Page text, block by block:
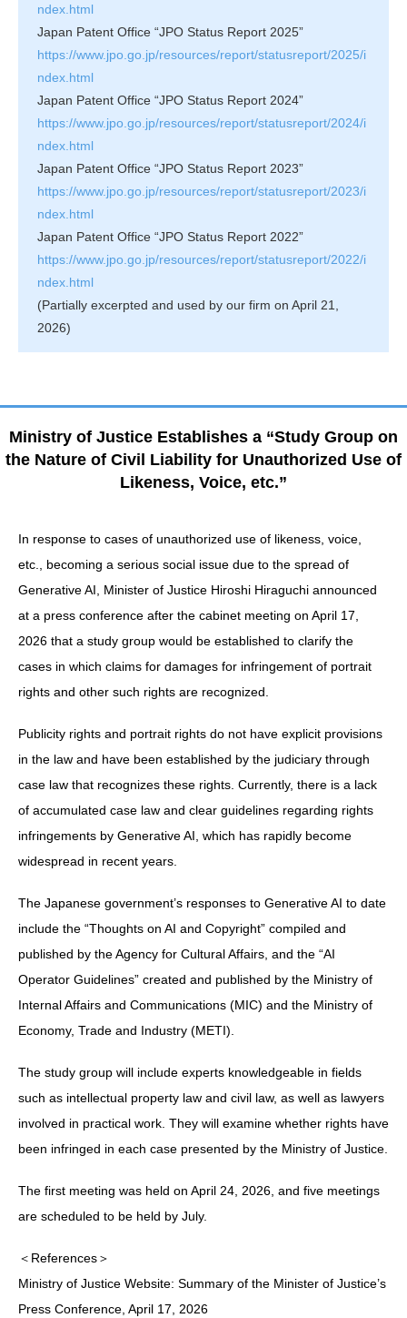
ndex.html
Japan Patent Office “JPO Status Report 2025”
https://www.jpo.go.jp/resources/report/statusreport/2025/i
ndex.html
Japan Patent Office “JPO Status Report 2024”
https://www.jpo.go.jp/resources/report/statusreport/2024/i
ndex.html
Japan Patent Office “JPO Status Report 2023”
https://www.jpo.go.jp/resources/report/statusreport/2023/i
ndex.html
Japan Patent Office “JPO Status Report 2022”
https://www.jpo.go.jp/resources/report/statusreport/2022/i
ndex.html
(Partially excerpted and used by our firm on April 21,
2026)
Ministry of Justice Establishes a “Study Group on
the Nature of Civil Liability for Unauthorized Use of
Likeness, Voice, etc.”
In response to cases of unauthorized use of likeness, voice,
etc., becoming a serious social issue due to the spread of
Generative AI, Minister of Justice Hiroshi Hiraguchi announced
at a press conference after the cabinet meeting on April 17,
2026 that a study group would be established to clarify the
cases in which claims for damages for infringement of portrait
rights and other such rights are recognized.
Publicity rights and portrait rights do not have explicit provisions
in the law and have been established by the judiciary through
case law that recognizes these rights. Currently, there is a lack
of accumulated case law and clear guidelines regarding rights
infringements by Generative AI, which has rapidly become
widespread in recent years.
The Japanese government’s responses to Generative AI to date
include the “Thoughts on AI and Copyright” compiled and
published by the Agency for Cultural Affairs, and the “AI
Operator Guidelines” created and published by the Ministry of
Internal Affairs and Communications (MIC) and the Ministry of
Economy, Trade and Industry (METI).
The study group will include experts knowledgeable in fields
such as intellectual property law and civil law, as well as lawyers
involved in practical work. They will examine whether rights have
been infringed in each case presented by the Ministry of Justice.
The first meeting was held on April 24, 2026, and five meetings
are scheduled to be held by July.
＜References＞
Ministry of Justice Website: Summary of the Minister of Justice’s
Press Conference, April 17, 2026